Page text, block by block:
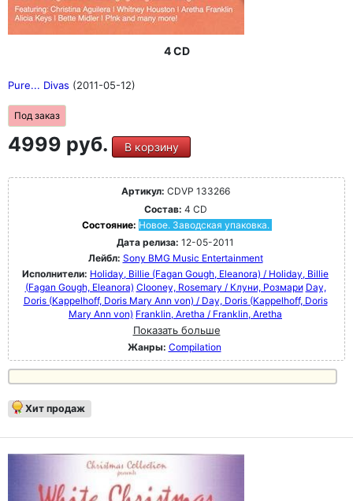
4 CD
Pure... Divas (2011-05-12)
Под заказ
4999 руб. В корзину
Артикул: CDVP 133266
Состав: 4 CD
Состояние: Новое. Заводская упаковка.
Дата релиза: 12-05-2011
Лейбл: Sony BMG Music Entertainment
Исполнители: Holiday, Billie (Fagan Gough, Eleanora) / Holiday, Billie
(Fagan Gough, Eleanora) Clooney, Rosemary / Клуни, Розмари Day,
Doris (Kappelhoff, Doris Mary Ann von) / Day, Doris (Kappelhoff, Doris
Mary Ann von) Franklin, Aretha / Franklin, Aretha
Показать больше
Жанры: Compilation
Хит продаж